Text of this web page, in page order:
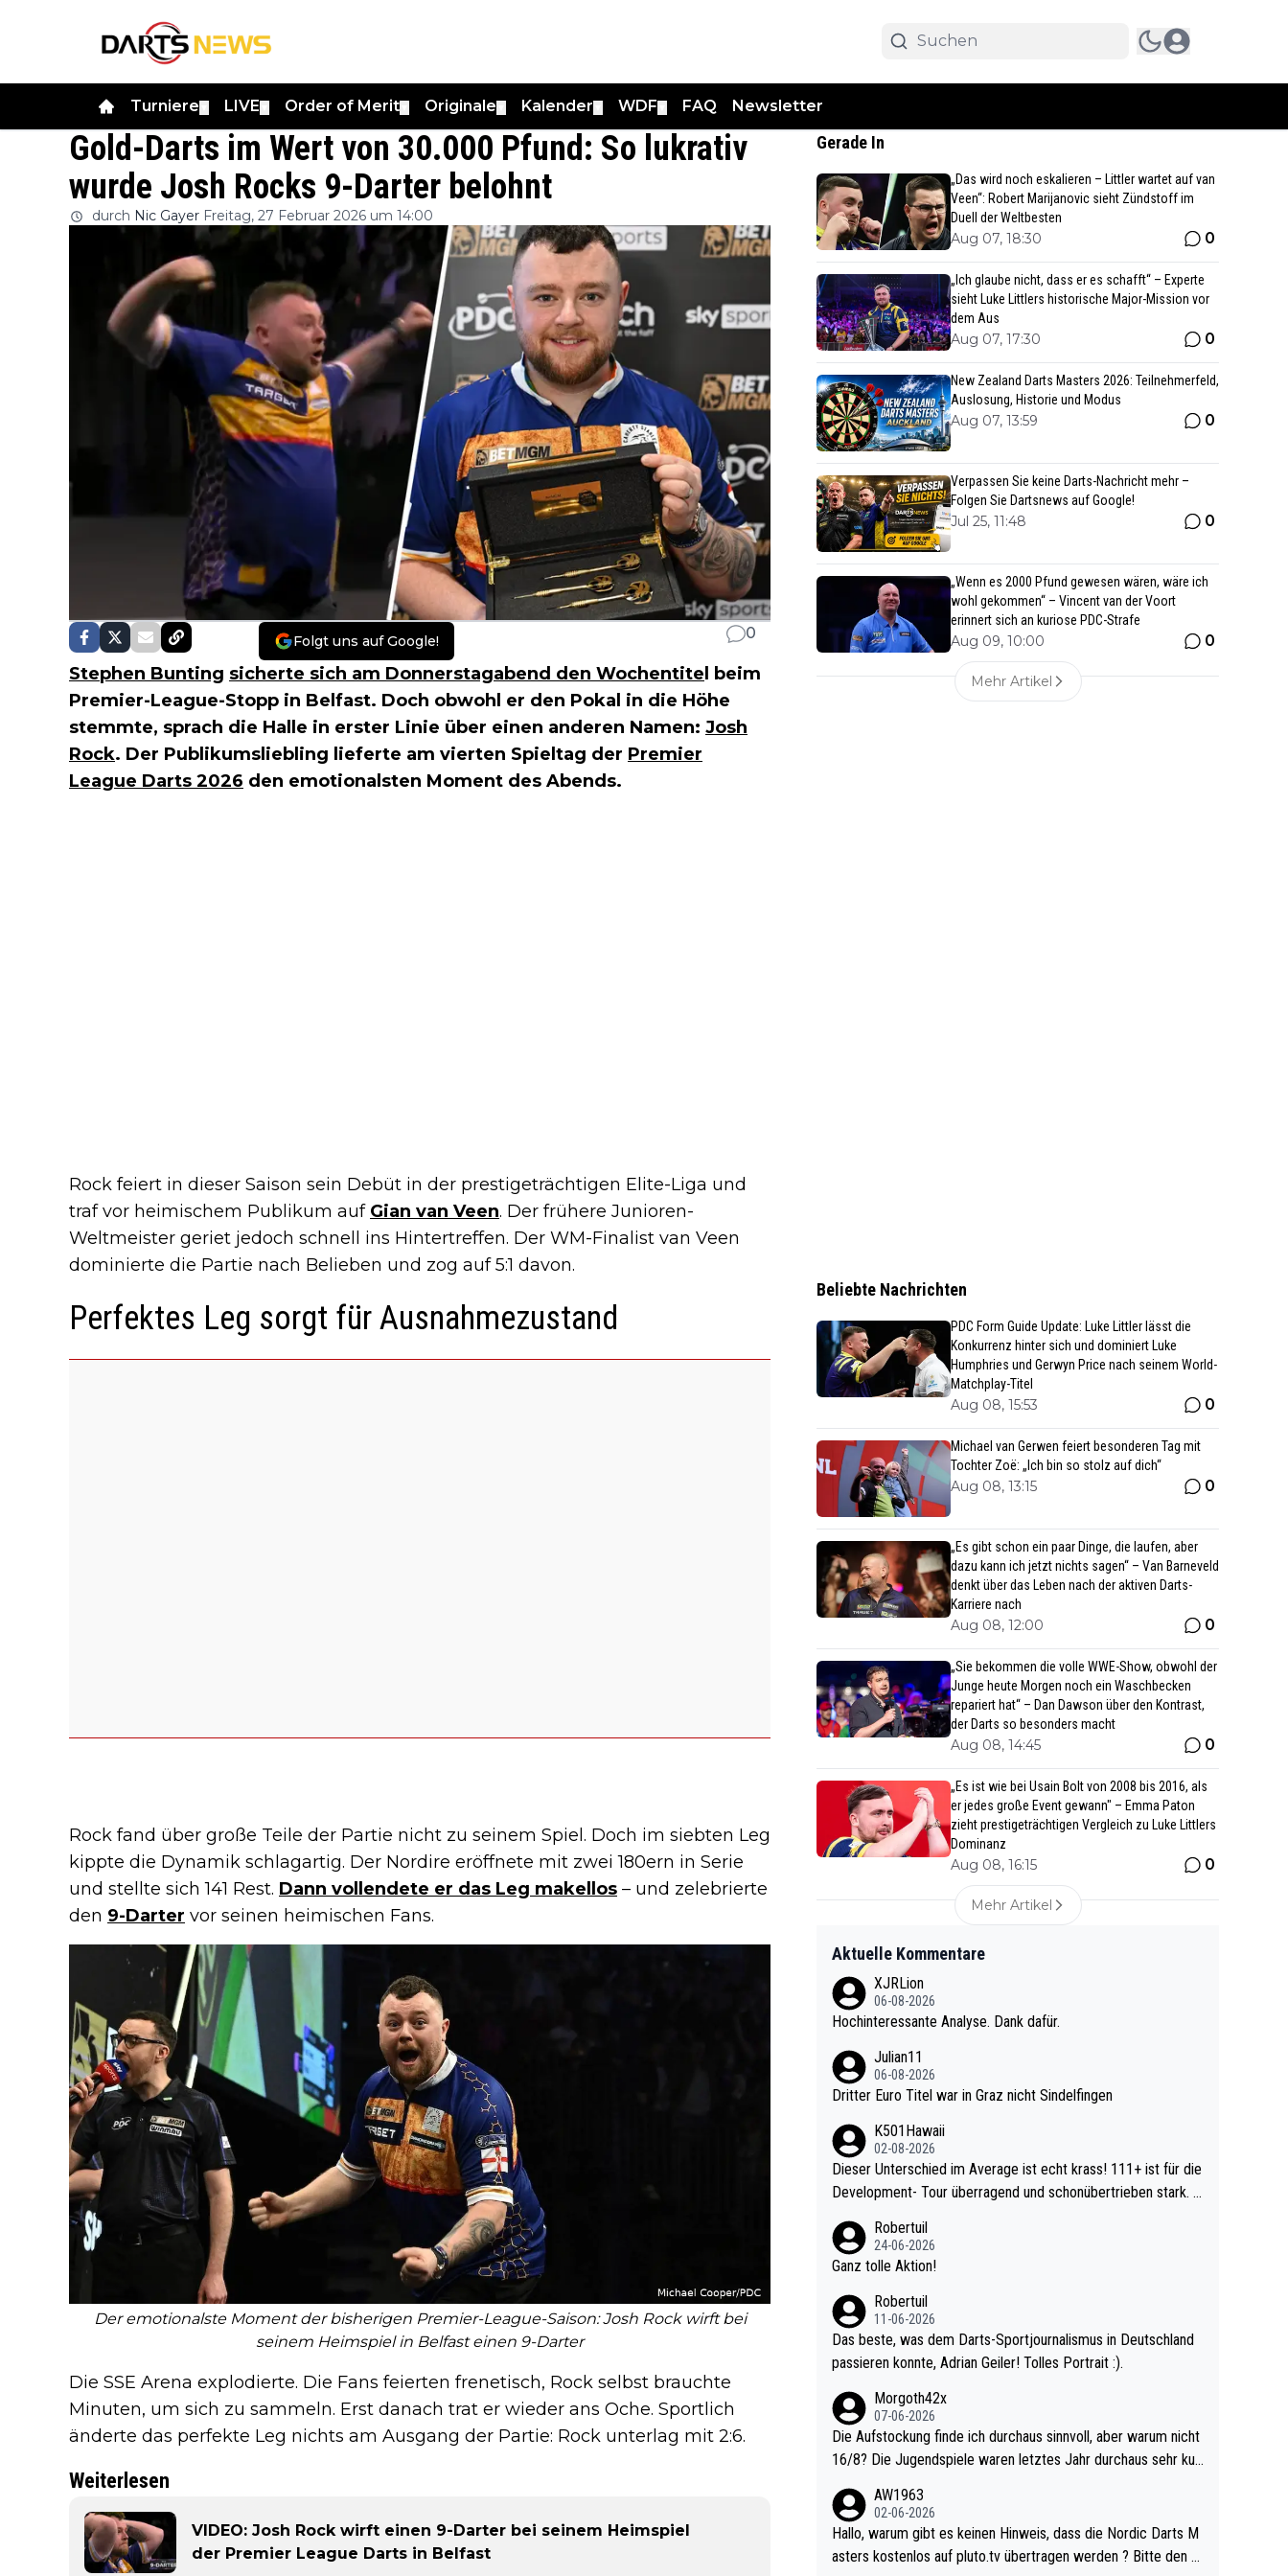
Turniere LIVE Order of Merit Originale Kalender WDF FAQ Newsletter
Gold-Darts im Wert von 30.000 Pfund: So lukrativ
wurde Josh Rocks 9-Darter belohnt
durch Nic Gayer Freitag, 27 Februar 2026 um 14:00
Folgt uns auf Google! 0
Stephen Bunting sicherte sich am Donnerstagabend den Wochentite l beim
Premier-League-Stopp in Belfast. Doch obwohl er den Pokal in die Höhe
stemmte, sprach die Halle in erster Linie über einen anderen Namen: Josh
Rock. Der Publikumsliebling lieferte am vierten Spieltag der Premier
League Darts 2026 den emotionalsten Moment des Abends.
Rock feiert in dieser Saison sein Debüt in der prestigeträchtigen Elite-Liga und
traf vor heimischem Publikum auf Gian van Veen. Der frühere Junioren-
Weltmeister geriet jedoch schnell ins Hintertreffen. Der WM-Finalist van Veen
dominierte die Partie nach Belieben und zog auf 5:1 davon.
Perfektes Leg sorgt für Ausnahmezustand
Rock fand über große Teile der Partie nicht zu seinem Spiel. Doch im siebten Leg
kippte die Dynamik schlagartig. Der Nordire eröffnete mit zwei 180ern in Serie
und stellte sich 141 Rest. Dann vollendete er das Leg makellos – und zelebrierte
den 9-Darter vor seinen heimischen Fans.
Der emotionalste Moment der bisherigen Premier-League-Saison: Josh Rock wirft bei
seinem Heimspiel in Belfast einen 9-Darter
Die SSE Arena explodierte. Die Fans feierten frenetisch, Rock selbst brauchte
Minuten, um sich zu sammeln. Erst danach trat er wieder ans Oche. Sportlich
änderte das perfekte Leg nichts am Ausgang der Partie: Rock unterlag mit 2:6.
Weiterlesen
VIDEO: Josh Rock wirft einen 9-Darter bei seinem Heimspiel
der Premier League Darts in Belfast
Gerade In
„Das wird noch eskalieren – Littler wartet auf van
Veen“: Robert Marijanovic sieht Zündstoff im
Duell der Weltbesten
Aug 07, 18:30 0
„Ich glaube nicht, dass er es schafft“ – Experte
sieht Luke Littlers historische Major-Mission vor
dem Aus
Aug 07, 17:30 0
New Zealand Darts Masters 2026: Teilnehmerfeld,
Auslosung, Historie und Modus
Aug 07, 13:59 0
Verpassen Sie keine Darts-Nachricht mehr –
Folgen Sie Dartsnews auf Google!
Jul 25, 11:48 0
„Wenn es 2000 Pfund gewesen wären, wäre ich
wohl gekommen“ – Vincent van der Voort
erinnert sich an kuriose PDC-Strafe
Aug 09, 10:00 0
Mehr Artikel
Beliebte Nachrichten
PDC Form Guide Update: Luke Littler lässt die
Konkurrenz hinter sich und dominiert Luke
Humphries und Gerwyn Price nach seinem World-
Matchplay-Titel
Aug 08, 15:53 0
Michael van Gerwen feiert besonderen Tag mit
Tochter Zoë: „Ich bin so stolz auf dich“
Aug 08, 13:15 0
„Es gibt schon ein paar Dinge, die laufen, aber
dazu kann ich jetzt nichts sagen“ – Van Barneveld
denkt über das Leben nach der aktiven Darts-
Karriere nach
Aug 08, 12:00 0
„Sie bekommen die volle WWE-Show, obwohl der
Junge heute Morgen noch ein Waschbecken
repariert hat“ – Dan Dawson über den Kontrast,
der Darts so besonders macht
Aug 08, 14:45 0
„Es ist wie bei Usain Bolt von 2008 bis 2016, als
er jedes große Event gewann" – Emma Paton
zieht prestigeträchtigen Vergleich zu Luke Littlers
Dominanz
Aug 08, 16:15 0
Mehr Artikel
Aktuelle Kommentare
XJRLion
06-08-2026
Hochinteressante Analyse. Dank dafür.
Julian11
06-08-2026
Dritter Euro Titel war in Graz nicht Sindelfingen
K501Hawaii
02-08-2026
Dieser Unterschied im Average ist echt krass! 111+ ist für die
Development- Tour überragend und schonübertrieben stark. U
e mal 40+ erst recht. Da gewinnst keinen Blumentopf - ist ja n
och krasser wie ein Pokalspiel eines Kreisligisten vs einem Bu
Robertuil
24-06-2026
Ganz tolle Aktion!
Robertuil
11-06-2026
Das beste, was dem Darts-Sportjournalismus in Deutschland
passieren konnte, Adrian Geiler! Tolles Portrait :).
Morgoth42x
07-06-2026
Die Aufstockung finde ich durchaus sinnvoll, aber warum nicht
16/8? Die Jugendspiele waren letztes Jahr durchaus sehr kur
l. Allerdings ist Mitchell Lawrie als Nummer 1 der Welt eh quali
fiziert. Somit ändert die automatische Qualifikation des Weltm
eisters erstmal nichts. Ich denke sie wollen damit für nächste
AW1963
02-06-2026
Hallo, warum gibt es keinen Hinweis, dass die Nordic Darts M
asters kostenlos auf pluto.tv übertragen werden ? Bitte den A